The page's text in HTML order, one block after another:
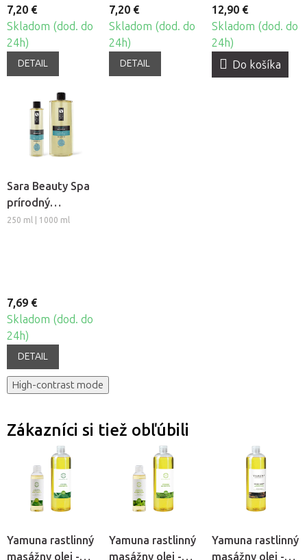
7,20 €
Skladom (dod. do
24h)
DETAIL
7,20 €
Skladom (dod. do
24h)
DETAIL
12,90 €
Skladom (dod. do
24h)
Do košíka
Sara Beauty Spa
prírodný
rastlinný
250 ml | 1000 ml
7,69 €
Skladom (dod. do
24h)
DETAIL
High-contrast mode
Zákazníci si tiež obľúbili
Yamuna rastlinný
masážny olej -
Yamuna rastlinný
masážny olej -
Yamuna rastlinný
masážny olej -